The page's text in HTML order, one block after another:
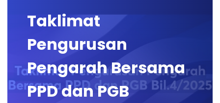
Taklimat
Pengurusan
Pengarah Bersama
PPD dan PGB